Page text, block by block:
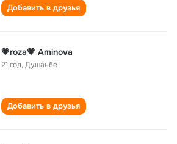
Добавить в друзья
💗roza💗 Aminova
21 год,Душанбе
Добавить в друзья